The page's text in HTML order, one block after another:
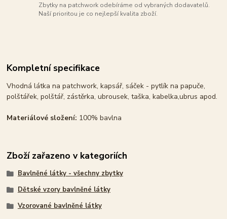
Zbytky na patchwork odebíráme od vybraných dodavatelů.
Naší prioritou je co nejlepší kvalita zboží.
Kompletní specifikace
Vhodná látka na patchwork, kapsář, sáček - pytlík na papuče,
polštářek, polštář, zástěrka, ubrousek, taška, kabelka,ubrus apod.
Materiálové složení: 100% bavlna
Zboží zařazeno v kategoriích
Bavlněné látky - všechny zbytky
Dětské vzory bavlněné látky
Vzorované bavlněné látky